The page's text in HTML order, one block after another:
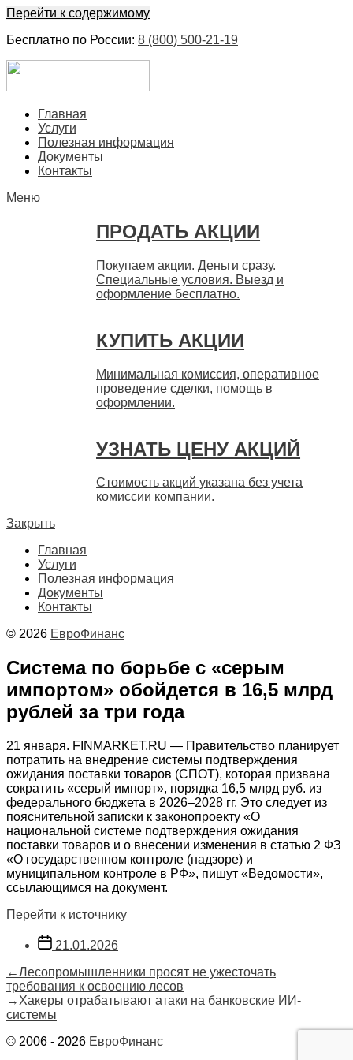
Перейти к содержимому
Бесплатно по России: 8 (800) 500-21-19
БыстроГлавная
Услуги
Полезная информация
Документы
Контакты
Меню
ПРОДАТЬ АКЦИИ
Покупаем акции. Деньги сразу.
Специальные условия. Выезд и
оформление бесплатно.
КУПИТЬ АКЦИИ
Минимальная комиссия, оперативное
проведение сделки, помощь в
оформлении.
УЗНАТЬ ЦЕНУ АКЦИЙ
Стоимость акций указана без учета
комиссии компании.
Закрыть
Главная
Услуги
Полезная информация
Документы
Контакты
© 2026 ЕвроФинанс
Система по борьбе с «серым
импортом» обойдется в 16,5 млрд
рублей за три года
21 января. FINMARKET.RU — Правительство планирует
потратить на внедрение системы подтверждения
ожидания поставки товаров (СПОТ), которая призвана
сократить «серый импорт», порядка 16,5 млрд руб. из
федерального бюджета в 2026–2028 гг. Это следует из
пояснительной записки к законопроекту «О
национальной системе подтверждения ожидания
поставки товаров и о внесении изменения в статью 2 ФЗ
«О государственном контроле (надзоре) и
муниципальном контроле в РФ», пишут «Ведомости»,
ссылающимся на документ.
Перейти к источнику
Дата
записи
21.01.2026
Навигация
по
записям
← Предыдущая
запись:
Лесопромышленники просят не ужесточать
требования к освоению лесов
→ Следующая
запись:
Хакеры отрабатывают атаки на банковские ИИ-
системы
© 2006 - 2026 ЕвроФинанс